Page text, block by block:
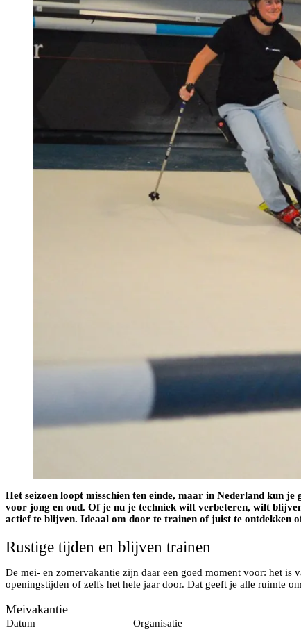
Het seizoen loopt misschien ten einde, maar in Nederland kun
voor jong en oud. Of je nu je techniek wilt verbeteren, wilt
actief te blijven. Ideaal om door te trainen of juist te ontdekken
Rustige tijden en blijven trainen
De mei- en zomervakantie zijn daar een goed moment voor: het is
openingstijden of zelfs het hele jaar door. Dat geeft je alle ruimte
Meivakantie
Datum Organisatie